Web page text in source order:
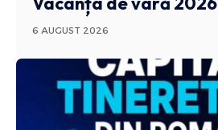
6 AUGUST 2026